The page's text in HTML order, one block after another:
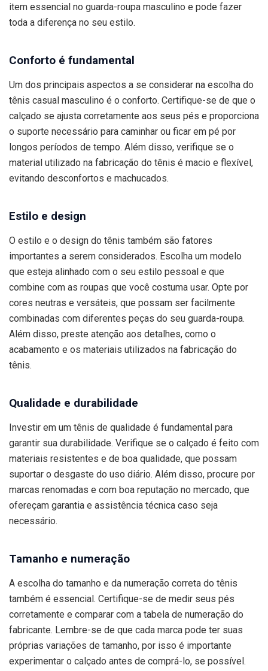
item essencial no guarda-roupa masculino e pode fazer
toda a diferença no seu estilo.
Conforto é fundamental
Um dos principais aspectos a se considerar na escolha do
tênis casual masculino é o conforto. Certifique-se de que o
calçado se ajusta corretamente aos seus pés e proporciona
o suporte necessário para caminhar ou ficar em pé por
longos períodos de tempo. Além disso, verifique se o
material utilizado na fabricação do tênis é macio e flexível,
evitando desconfortos e machucados.
Estilo e design
O estilo e o design do tênis também são fatores
importantes a serem considerados. Escolha um modelo
que esteja alinhado com o seu estilo pessoal e que
combine com as roupas que você costuma usar. Opte por
cores neutras e versáteis, que possam ser facilmente
combinadas com diferentes peças do seu guarda-roupa.
Além disso, preste atenção aos detalhes, como o
acabamento e os materiais utilizados na fabricação do
tênis.
Qualidade e durabilidade
Investir em um tênis de qualidade é fundamental para
garantir sua durabilidade. Verifique se o calçado é feito com
materiais resistentes e de boa qualidade, que possam
suportar o desgaste do uso diário. Além disso, procure por
marcas renomadas e com boa reputação no mercado, que
ofereçam garantia e assistência técnica caso seja
necessário.
Tamanho e numeração
A escolha do tamanho e da numeração correta do tênis
também é essencial. Certifique-se de medir seus pés
corretamente e comparar com a tabela de numeração do
fabricante. Lembre-se de que cada marca pode ter suas
próprias variações de tamanho, por isso é importante
experimentar o calçado antes de comprá-lo, se possível.